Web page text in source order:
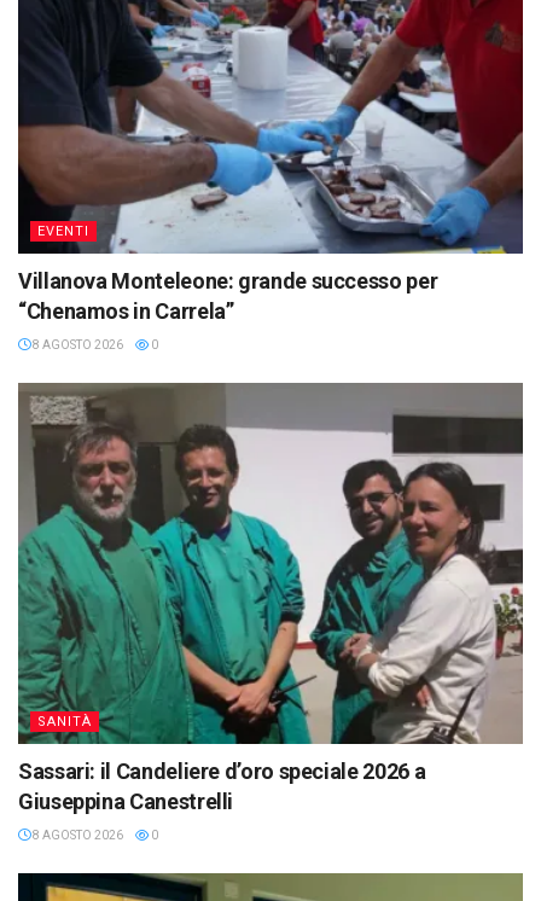
EVENTI
Villanova Monteleone: grande successo per
“Chenamos in Carrela”
8 AGOSTO 2026 0
SANITÀ
Sassari: il Candeliere d’oro speciale 2026 a
Giuseppina Canestrelli
8 AGOSTO 2026 0